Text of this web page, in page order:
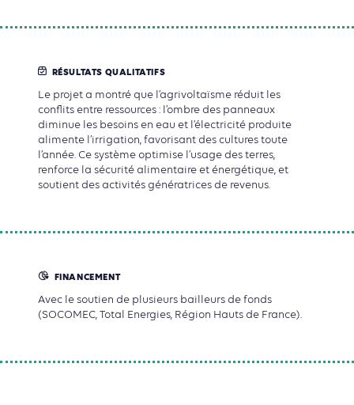
RÉSULTATS QUALITATIFS
Le projet a montré que l’agrivoltaïsme réduit les
conflits entre ressources : l’ombre des panneaux
diminue les besoins en eau et l’électricité produite
alimente l’irrigation, favorisant des cultures toute
l’année. Ce système optimise l’usage des terres,
renforce la sécurité alimentaire et énergétique, et
soutient des activités génératrices de revenus.
FINANCEMENT
Avec le soutien de plusieurs bailleurs de fonds
(SOCOMEC, Total Energies, Région Hauts de France).